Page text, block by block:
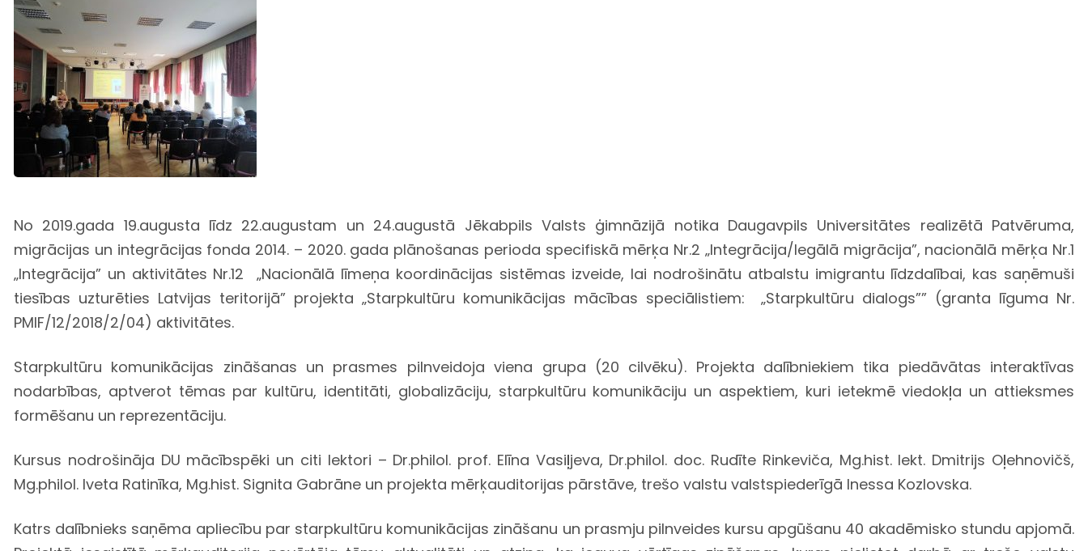
No 2019.gada 19.augusta līdz 22.augustam un 24.augustā Jēkabpils Valsts ģimnāzijā notika Daugavpils Universitātes realizētā Patvēruma,
migrācijas un integrācijas fonda 2014. – 2020. gada plānošanas perioda specifiskā mērķa Nr.2 „Integrācija/legālā migrācija”, nacionālā mērķa Nr.1
„Integrācija” un aktivitātes Nr.12 „Nacionālā līmeņa koordinācijas sistēmas izveide, lai nodrošinātu atbalstu imigrantu līdzdalībai, kas saņēmuši
tiesības uzturēties Latvijas teritorijā” projekta „Starpkultūru komunikācijas mācības speciālistiem: „Starpkultūru dialogs”” (granta līguma Nr.
PMIF/12/2018/2/04) aktivitātes.
Starpkultūru komunikācijas zināšanas un prasmes pilnveidoja viena grupa (20 cilvēku). Projekta dalībniekiem tika piedāvātas interaktīvas
nodarbības, aptverot tēmas par kultūru, identitāti, globalizāciju, starpkultūru komunikāciju un aspektiem, kuri ietekmē viedokļa un attieksmes
formēšanu un reprezentāciju.
Kursus nodrošināja DU mācībspēki un citi lektori – Dr.philol. prof. Elīna Vasiļjeva, Dr.philol. doc. Rudīte Rinkeviča, Mg.hist. lekt. Dmitrijs Oļehnovičš,
Mg.philol. Iveta Ratinīka, Mg.hist. Signita Gabrāne un projekta mērķauditorijas pārstāve, trešo valstu valstspiederīgā Inessa Kozlovska.
Katrs dalībnieks saņēma apliecību par starpkultūru komunikācijas zināšanu un prasmju pilnveides kursu apgūšanu 40 akadēmisko stundu apjomā.